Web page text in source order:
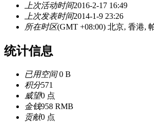
上次活动时间2016-2-17 16:49
上次发表时间2014-1-9 23:26
所在时区(GMT +08:00) 北京, 香港,
统计信息
已用空间0 B
积分571
威望0 点
金钱958 RMB
贡献0 点